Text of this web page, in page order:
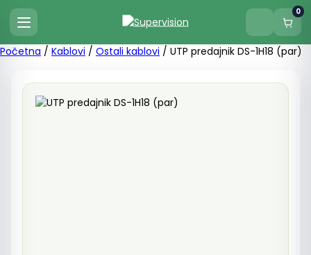
0
Početna / Kablovi / Ostali kablovi / UTP predajnik DS-1H18 (par)